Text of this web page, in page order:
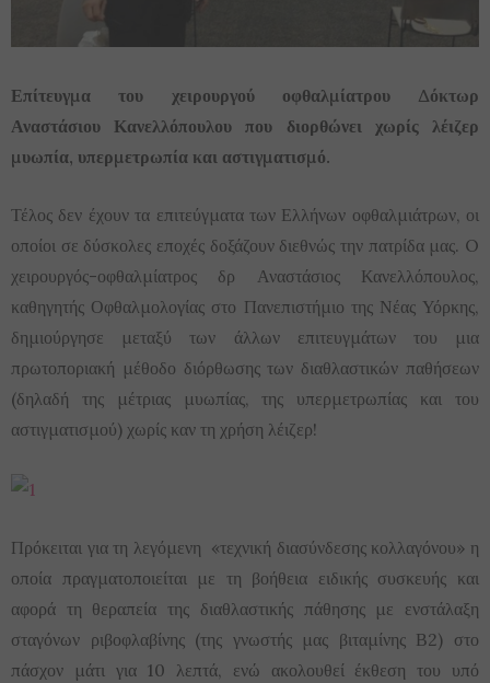
Επίτευγμα του χειρουργού οφθαλμίατρου Δόκτωρ
Αναστάσιου Κανελλόπουλου που διορθώνει χωρίς λέιζερ
μυωπία, υπερμετρωπία και αστιγματισμό.
Τέλος δεν έχουν τα επιτεύγματα των Ελλήνων οφθαλμιάτρων, οι
οποίοι σε δύσκολες εποχές δοξάζουν διεθνώς την πατρίδα μας. O
χειρουργός-οφθαλμίατρος δρ Αναστάσιος Κανελλόπουλος,
καθηγητής Οφθαλμολογίας στο Πανεπιστήμιο της Νέας Υόρκης,
δημιούργησε μεταξύ των άλλων επιτευγμάτων του μια
πρωτοποριακή μέθοδο διόρθωσης των διαθλαστικών παθήσεων
(δηλαδή της μέτριας μυωπίας, της υπερμετρωπίας και του
αστιγματισμού) χωρίς καν τη χρήση λέιζερ!
Πρόκειται για τη λεγόμενη «τεχνική διασύνδεσης κολλαγόνου» η
οποία πραγματοποιείται με τη βοήθεια ειδικής συσκευής και
αφορά τη θεραπεία της διαθλαστικής πάθησης με ενστάλαξη
σταγόνων ριβοφλαβίνης (της γνωστής μας βιταμίνης Β2) στο
πάσχον μάτι για 10 λεπτά, ενώ ακολουθεί έκθεση του υπό